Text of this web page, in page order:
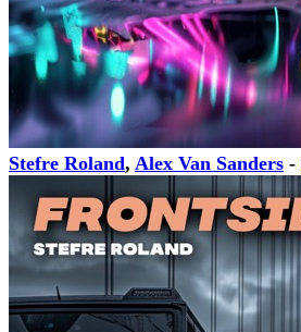
Stefre Roland, Alex Van Sanders -